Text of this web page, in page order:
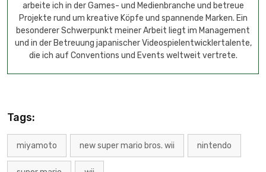
arbeite ich in der Games- und Medienbranche und betreue
Projekte rund um kreative Köpfe und spannende Marken. Ein
besonderer Schwerpunkt meiner Arbeit liegt im Management
und in der Betreuung japanischer Videospielentwicklertalente,
die ich auf Conventions und Events weltweit vertrete.
Tags:
miyamoto new super mario bros. wii nintendo